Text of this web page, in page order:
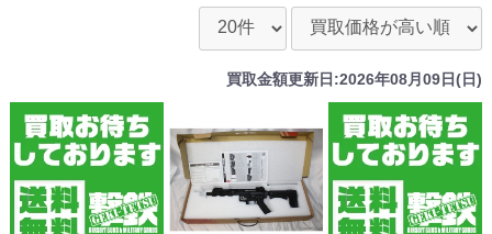
買取金額更新日:2026年08月09日(日)